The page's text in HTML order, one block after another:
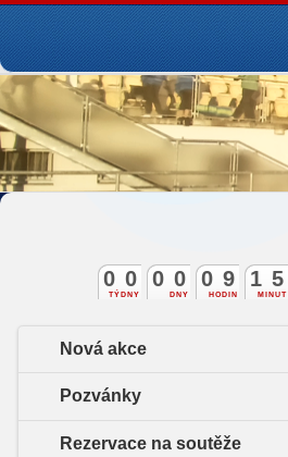
TÝDNY
0 0
DNY
0 0
HODIN
0 9
MINUT
1 5
Nová akce
Pozvánky
Rezervace na soutěže